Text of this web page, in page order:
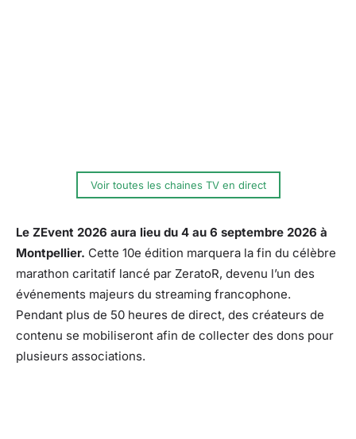
Voir toutes les chaines TV en direct
Le ZEvent 2026 aura lieu du 4 au 6 septembre 2026 à
Montpellier. Cette 10e édition marquera la fin du célèbre
marathon caritatif lancé par ZeratoR, devenu l’un des
événements majeurs du streaming francophone.
Pendant plus de 50 heures de direct, des créateurs de
contenu se mobiliseront afin de collecter des dons pour
plusieurs associations.